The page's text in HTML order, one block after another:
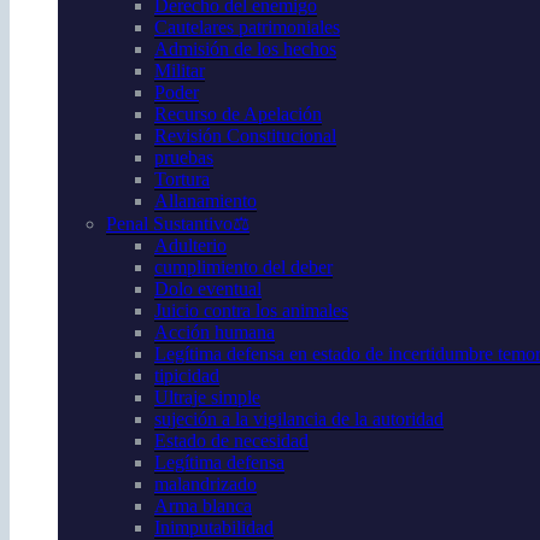
Derecho del enemigo
Cautelares patrimoniales
Admisión de los hechos
Militar
Poder
Recurso de Apelación
Revisión Constitucional
pruebas
Tortura
Allanamiento
Penal Sustantivo⚖️
Adulterio
cumplimiento del deber
Dolo eventual
Juicio contra los animales
Acción humana
Legítima defensa en estado de incertidumbre
tipicidad
Ultraje simple
sujeción a la vigilancia de la autoridad
Estado de necesidad
Legítima defensa
malandrizado
Arma blanca
Inimputabilidad